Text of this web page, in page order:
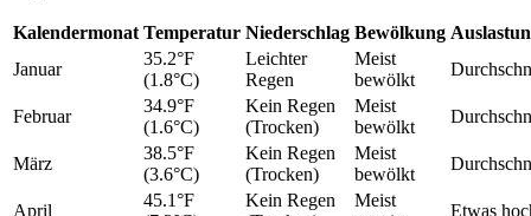
Kalendermonat Temperatur Niederschlag Bewölkung
Januar
35.2°F
(1.8°C)
Leichter
Regen
Meist
bewölkt
Februar
34.9°F
(1.6°C)
Kein Regen
(Trocken)
Meist
bewölkt
März
38.5°F
(3.6°C)
Kein Regen
(Trocken)
Meist
bewölkt
April
45.1°F
Kein Regen
Meist
Etwas